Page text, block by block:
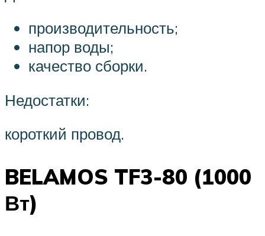
производительность;
напор воды;
качество сборки.
Недостатки:
короткий провод.
BELAMOS TF3-80 (1000
Вт)